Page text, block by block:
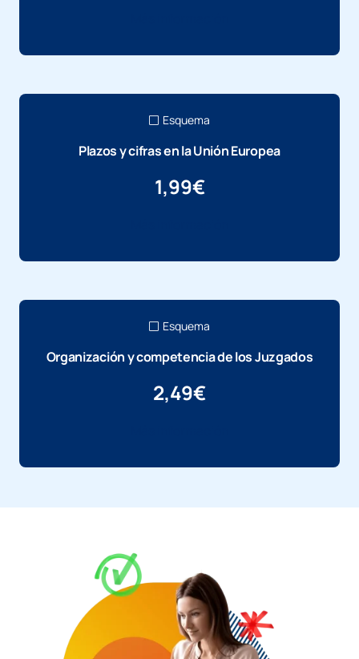
Esquema
Plazos y cifras en la Unión Europea
1,99€
Esquema
Organización y competencia de los Juzgados
2,49€